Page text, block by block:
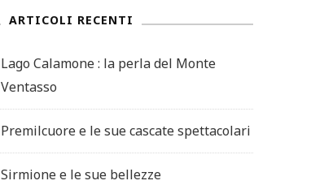
ARTICOLI RECENTI
Lago Calamone : la perla del Monte
Ventasso
Premilcuore e le sue cascate spettacolari
Sirmione e le sue bellezze